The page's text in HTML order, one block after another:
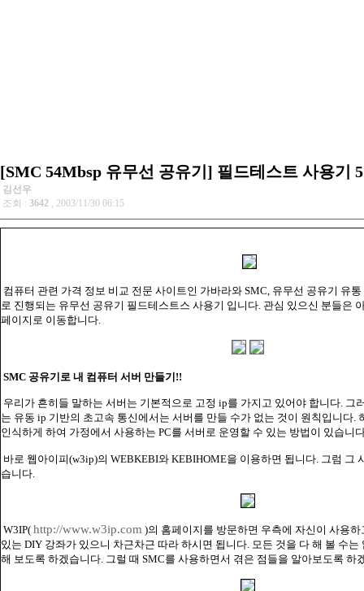
[SMC 54Mbsp 유무선 공유기] 필드테스트 사용기 5
김선우
조회 : 3642 , 2003/11/30 06:15
컴퓨터 관련 가격 정보 비교 전문 사이트인 가바라와 SMC, 유무선 공유기 유
로 진행되는 유무선 공유기 필드테스트스 사용기 입니다. 관심 있으신 분들은
페이지로 이동합니다.
SMC 공유기로 내 컴퓨터 서버 만들기!!
우리가 흔히들 말하는 서버는 기본적으로 고정 ip를 가지고 있어야 합니다. 그
는 유동 ip 기반의 초고속 통신에서는 서버를 만들 수가 없는 것이 원칙입니다.
인식하게 하여 가정에서 사용하는 PC를 서버로 운영할 수 있는 방법이 있습니
바로 웹아이피(w3ip)의 WEBKEBI와 KEBIHOME을 이용하면 됩니다. 그럼 그
습니다.
W3IP( http://www.w3ip.com )의 홈페이지를 방문하면 우측에 자신이 사용
있는 DIY 강좌가 있으니 차근차근 따라 하시면 됩니다. 모든 것을 다 해 볼 수
해 보도록 하겠습니다. 그럴 때 SMC를 사용하면서 겪은 점들을 알아보도록 하